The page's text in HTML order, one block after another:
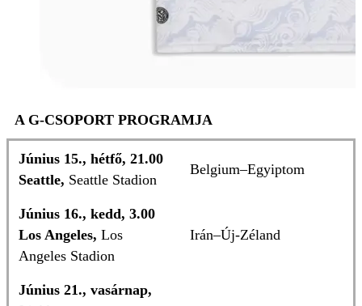
Június 15., hétfő, 21.00
Seattle, Seattle Stadion
Belgium–Egyiptom
Június 16., kedd, 3.00
Los Angeles, Los
Angeles Stadion
Irán–Új-Zéland
Június 21., vasárnap,
A G-CSOPORT PROGRAMJA